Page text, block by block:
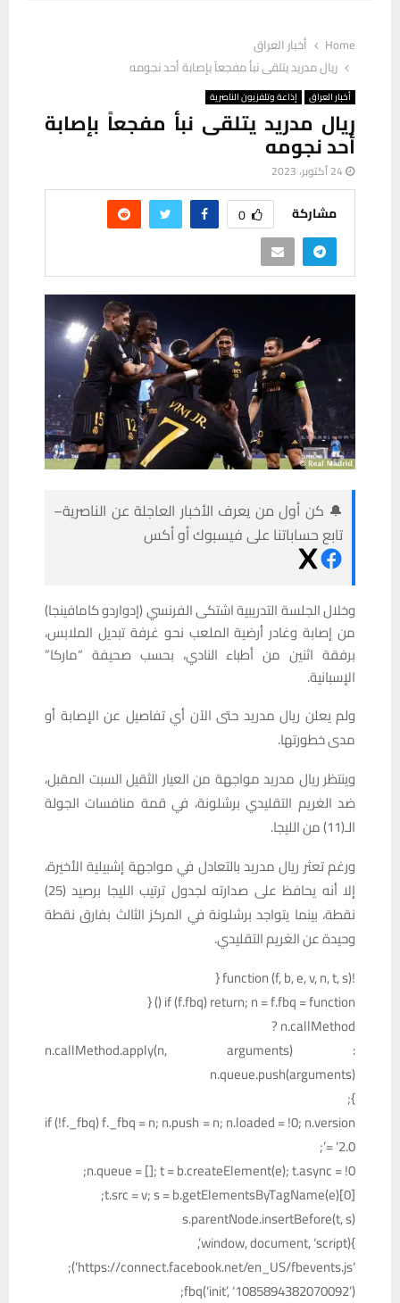
Home
أخبار العراق
ريال مدريد يتلقى نبأ مفجعاً بإصابة أحد نجومه
أخبار العراق إذاعة وتلفزيون الناصرية
ريال مدريد يتلقى نبأ مفجعاً بإصابة
أحد نجومه
24 أكتوبر، 2023
مشاركة 0
🔔 كن أول من يعرف الأخبار العاجلة عن الناصرية–
تابع حساباتنا على فيسبوك أو أكس
وخلال الجلسة التدريبية اشتكى الفرنسي (إدواردو كامافينجا)
من إصابة وغادر أرضية الملعب نحو غرفة تبديل الملابس،
برفقة اثنين من أطباء النادي، بحسب صحيفة “ماركا”
الإسبانية.
ولم يعلن ريال مدريد حتى الآن أي تفاصيل عن الإصابة أو
مدى خطورتها.
وينتظر ريال مدريد مواجهة من العيار الثقيل السبت المقبل،
ضد الغريم التقليدي برشلونة، في قمة منافسات الجولة
الـ(11) من الليجا.
ورغم تعثر ريال مدريد بالتعادل في مواجهة إشبيلية الأخيرة،
إلا أنه يحافظ على صدارته لجدول ترتيب الليجا برصيد (25)
نقطة، بينما يتواجد برشلونة في المركز الثالث بفارق نقطة
وحيدة عن الغريم التقليدي.
!function (f, b, e, v, n, t, s) {
if (f.fbq) return; n = f.fbq = function () {
n.callMethod ?
n.callMethod.apply(n, arguments) :
n.queue.push(arguments)
};
if (!f._fbq) f._fbq = n; n.push = n; n.loaded = !0; n.version
= ‘2.0’;
n.queue = []; t = b.createElement(e); t.async = !0;
t.src = v; s = b.getElementsByTagName(e)[0];
s.parentNode.insertBefore(t, s)
}(window, document, ‘script’,
‘https://connect.facebook.net/en_US/fbevents.js’);
fbq(‘init’, ‘1085894382070092’);